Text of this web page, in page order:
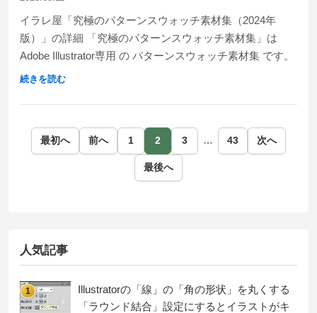
イラレ屋「究極のパターンスウォッチ素材集（2024年
版）」の詳細 「究極のパターンスウォッチ素材集」は
Adobe Illustrator専用 の パターンスウォッチ素材集 です。
続きを読む
最初へ 前へ 1 2 3 … 43 次へ
最後へ
人気記事
1
Illustratorの「線」の「角の形状」を丸くする
「ラウンド結合」設定にするとイラストがキ